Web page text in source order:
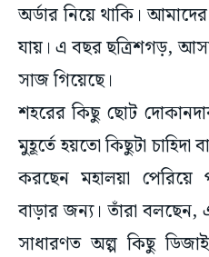
অর্ডার নিয়ে থাকি।
যায়। এ বছর ছত্রিশগড়,
সাজ গিয়েছে।
শহরের কিছু ছোট
মুহূর্তে হয়তো কিছুটা চাহিদা
করছেন মহালয়া
বাড়ার জন্য। তাঁরা
সাধারণত অল্প কিছু